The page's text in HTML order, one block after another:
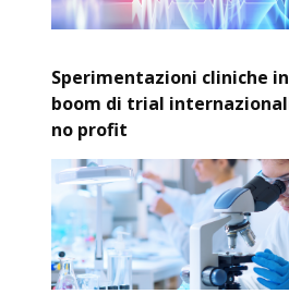
Sperimentazioni cliniche
boom di trial
no profit